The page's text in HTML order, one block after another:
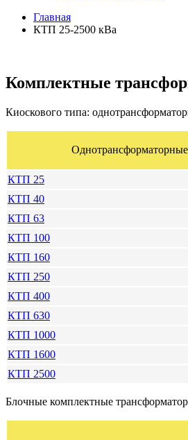
Главная
КТП 25-2500 кВа
Комплектные
Киоскового типа:
КТП 25
КТП 40
КТП 63
КТП 100
КТП 160
КТП 250
КТП 400
КТП 630
КТП 1000
КТП 1600
КТП 2500
Блочные комплектные